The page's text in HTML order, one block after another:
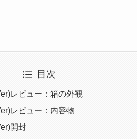
目次
レビュー：箱の外観
レビュー：内容物
開封